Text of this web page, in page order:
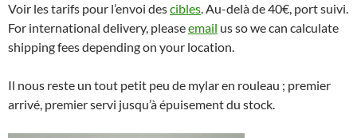
Voir les tarifs pour l’envoi descibles. Au-delà de 40€, port suivi.
For international delivery, pleaseemail us so we can calculate
shipping fees depending on your location.
Il nous reste un tout petit peu de mylar en rouleau ; premier
arrivé, premier servi jusqu’à épuisement du stock.